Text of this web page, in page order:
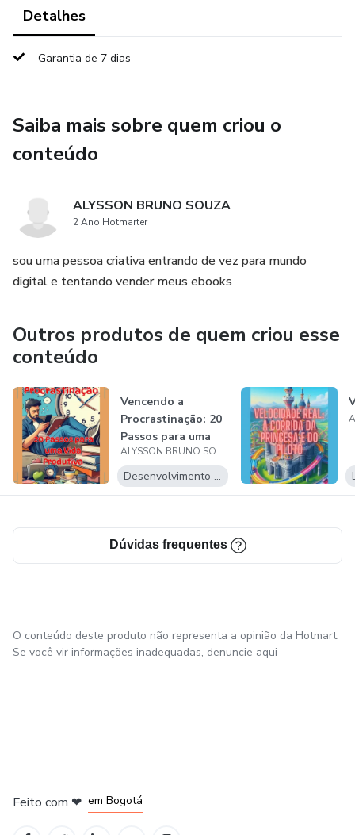
Detalhes
Garantia de 7 dias
Saiba mais sobre quem criou o
conteúdo
ALYSSON BRUNO SOUZA
2 Ano Hotmarter
sou uma pessoa criativa entrando de vez para mundo
digital e tentando vender meus ebooks
Outros produtos de quem criou esse
conteúdo
Vencendo a
Procrastinação: 20
Passos para uma
Vida Produtiva
ALYSSON BRUNO SOUZA
Desenvolvimento Pessoal
Dúvidas frequentes
O conteúdo deste produto não representa a opinião da Hotmart.
Se você vir informações inadequadas, denuncie aqui
Feito com ❤ em Bogotá